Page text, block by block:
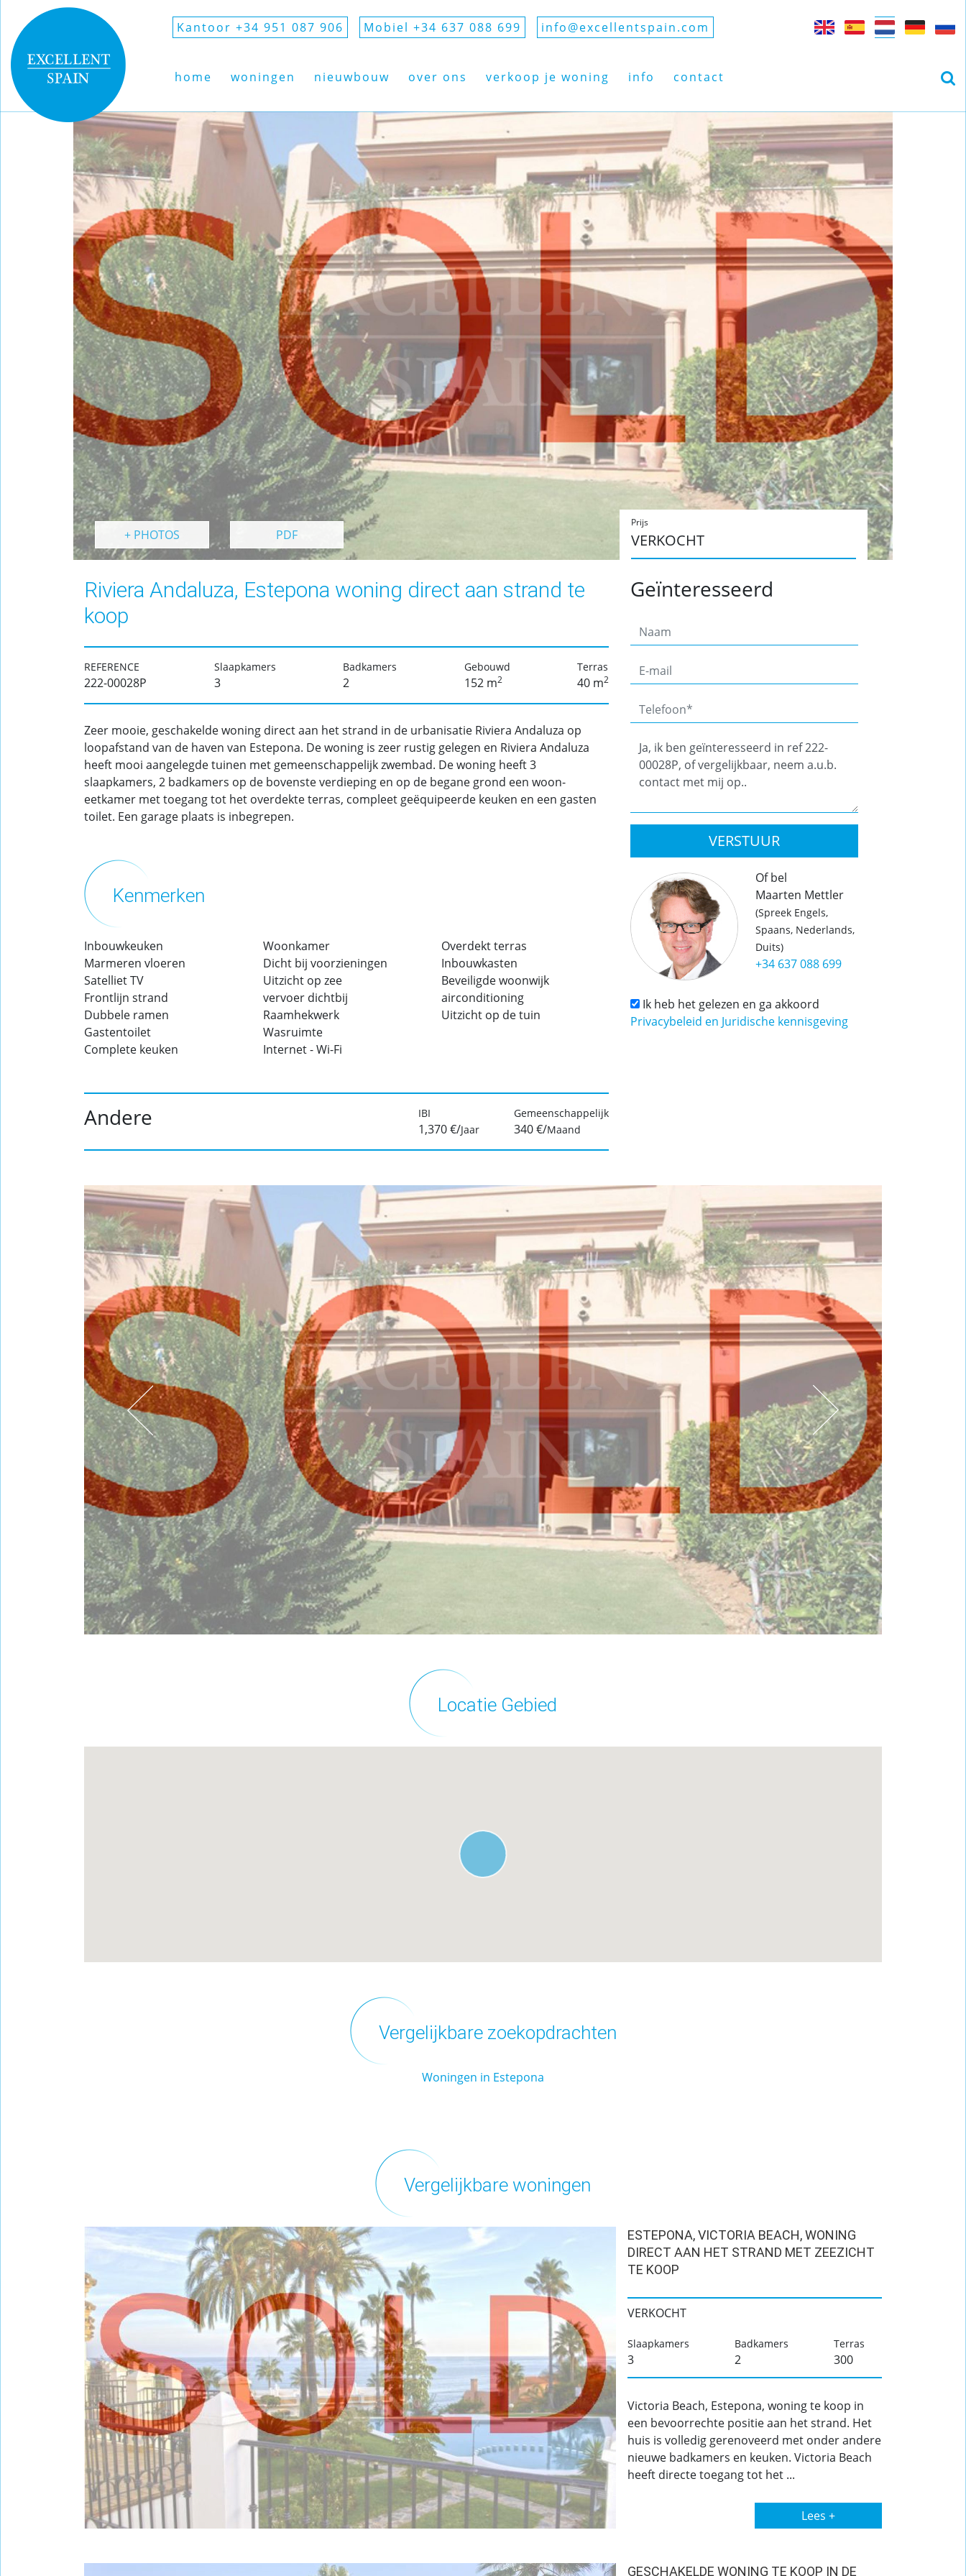
Kantoor +34 951 087 906 Mobiel +34 637 088 699 info@excellentspain.com
home woningen nieuwbouw over ons verkoop je woning info contact
+ PHOTOS PDF
Prijs
VERKOCHT
Riviera Andaluza, Estepona woning direct aan strand te
koop
REFERENCE
222-00028P
Slaapkamers
3
Badkamers
2
Gebouwd
152 m2
Terras
40 m2
Zeer mooie, geschakelde woning direct aan het strand in de urbanisatie Riviera Andaluza op
loopafstand van de haven van Estepona. De woning is zeer rustig gelegen en Riviera Andaluza
heeft mooi aangelegde tuinen met gemeenschappelijk zwembad. De woning heeft 3
slaapkamers, 2 badkamers op de bovenste verdieping en op de begane grond een woon-
eetkamer met toegang tot het overdekte terras, compleet geëquipeerde keuken en een gasten
toilet. Een garage plaats is inbegrepen.
Kenmerken
Inbouwkeuken
Marmeren vloeren
Satelliet TV
Frontlijn strand
Dubbele ramen
Gastentoilet
Complete keuken
Woonkamer
Dicht bij voorzieningen
Uitzicht op zee
vervoer dichtbij
Raamhekwerk
Wasruimte
Internet - Wi-Fi
Overdekt terras
Inbouwkasten
Beveiligde woonwijk
airconditioning
Uitzicht op de tuin
Andere IBI
1,370 €/Jaar
Gemeenschappelijk
340 €/Maand
Geïnteresseerd
VERSTUUR
Of bel
Maarten Mettler
(Spreek Engels,
Spaans, Nederlands,
Duits)
+34 637 088 699
Ik heb het gelezen en ga akkoord
Privacybeleid en Juridische kennisgeving
Locatie Gebied
Vergelijkbare zoekopdrachten
Woningen in Estepona
Vergelijkbare woningen
ESTEPONA, VICTORIA BEACH, WONING
DIRECT AAN HET STRAND MET ZEEZICHT
TE KOOP
VERKOCHT
Slaapkamers
3
Badkamers
2
Terras
300
Victoria Beach, Estepona, woning te koop in
een bevoorrechte positie aan het strand. Het
huis is volledig gerenoveerd met onder andere
nieuwe badkamers en keuken. Victoria Beach
heeft directe toegang tot het ...
Lees +
GESCHAKELDE WONING TE KOOP IN DE